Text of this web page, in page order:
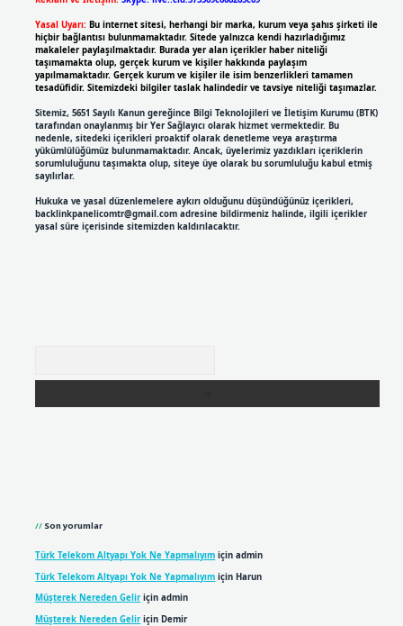
Yasal Uyarı: Bu internet sitesi, herhangi bir marka, kurum veya şahıs şirketi ile
hiçbir bağlantısı bulunmamaktadır. Sitede yalnızca kendi hazırladığımız
makaleler paylaşılmaktadır. Burada yer alan içerikler haber niteliği
taşımamakta olup, gerçek kurum ve kişiler hakkında paylaşım
yapılmamaktadır. Gerçek kurum ve kişiler ile isim benzerlikleri tamamen
tesadüfidir. Sitemizdeki bilgiler taslak halindedir ve tavsiye niteliği taşımazlar.
Sitemiz, 5651 Sayılı Kanun gereğince Bilgi Teknolojileri ve İletişim Kurumu (BTK)
tarafından onaylanmış bir Yer Sağlayıcı olarak hizmet vermektedir. Bu
nedenle, sitedeki içerikleri proaktif olarak denetleme veya araştırma
yükümlülüğümüz bulunmamaktadır. Ancak, üyelerimiz yazdıkları içeriklerin
sorumluluğunu taşımakta olup, siteye üye olarak bu sorumluluğu kabul etmiş
sayılırlar.
Hukuka ve yasal düzenlemelere aykırı olduğunu düşündüğünüz içerikleri,
backlinkpanelicomtr@gmail.com adresine bildirmeniz halinde, ilgili içerikler
yasal süre içerisinde sitemizden kaldırılacaktır.
Son yorumlar
Türk Telekom Altyapı Yok Ne Yapmalıyım içinadmin
Türk Telekom Altyapı Yok Ne Yapmalıyım içinHarun
Müşterek Nereden Geliriçinadmin
Müşterek Nereden GeliriçinDemir